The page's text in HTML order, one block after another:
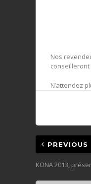
Nos
N’attendez
PREVIOUS
KONA 2013,